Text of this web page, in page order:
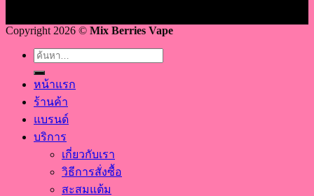
Copyright 2026 © Mix Berries Vape
ค้นหา:
หน้าแรก
ร้านค้า
แบรนด์
บริการ
เกี่ยวกับเรา
วิธีการสั่งซื้อ
สะสมแต้ม